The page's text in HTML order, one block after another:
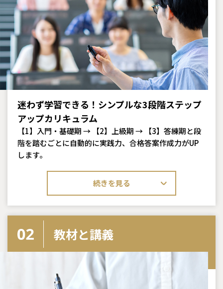
迷わず学習できる！シンプルな3段階ステップ
アップカリキュラム
【1】入門・基礎期 → 【2】上級期 → 【3】答練期と段
階を踏むごとに自動的に実践力、合格答案作成力がUP
します。
続きを見る
教材と講義